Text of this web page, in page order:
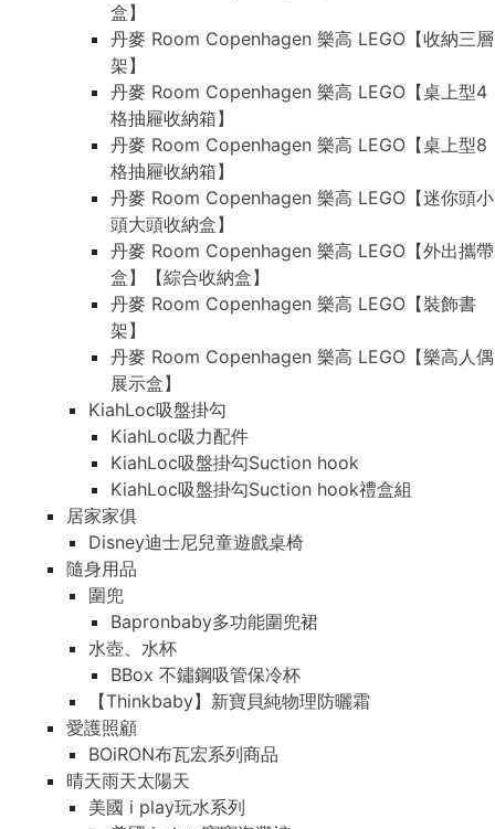
盒】
丹麥 Room Copenhagen 樂高 LEGO【收納三層
架】
丹麥 Room Copenhagen 樂高 LEGO【桌上型4
格抽屜收納箱】
丹麥 Room Copenhagen 樂高 LEGO【桌上型8
格抽屜收納箱】
丹麥 Room Copenhagen 樂高 LEGO【迷你頭小
頭大頭收納盒】
丹麥 Room Copenhagen 樂高 LEGO【外出攜帶
盒】【綜合收納盒】
丹麥 Room Copenhagen 樂高 LEGO【裝飾書
架】
丹麥 Room Copenhagen 樂高 LEGO【樂高人偶
展示盒】
KiahLoc吸盤掛勾
KiahLoc吸力配件
KiahLoc吸盤掛勾Suction hook
KiahLoc吸盤掛勾Suction hook禮盒組
居家家俱
Disney迪士尼兒童遊戲桌椅
隨身用品
圍兜
Bapronbaby多功能圍兜裙
水壺、水杯
BBox 不鏽鋼吸管保冷杯
【Thinkbaby】新寶貝純物理防曬霜
愛護照顧
BOiRON布瓦宏系列商品
晴天雨天太陽天
美國 i play玩水系列